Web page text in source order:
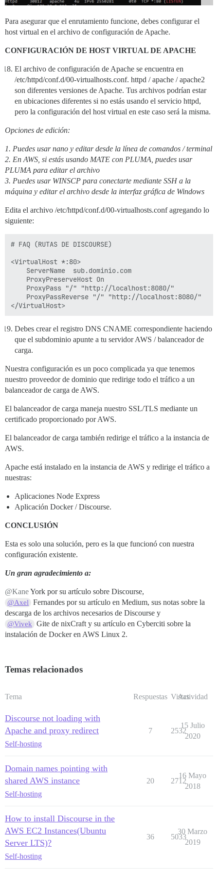
## La dirección CDN http o https para esta
## consulta https://meta.discourse.org/t/14857
#DISCOURSE_CDN_URL: https://discourse-
## consulta https://meta.discourse.org/t/-/137387/
  #DISCOURSE_MAXMIND_LICENSE_KEY: 1234567890123456
## El contenedor Docker es sin estado; todos los
volumes:
  - volume:
      guest: /shared
host: /var/discourse/shared/standalone/log/
      guest: /var/log
## Los plugins van aquí
## consulta https://meta.discourse.org/t/19157 para
hooks:
    - exec:
        cd: $home/plugins
run:
  - exec: echo "Inicio de comandos personalizados"
## Si deseas establecer la dirección de correo
## Después de recibir el primer correo
#- exec: rails r
Para asegurar que el enrutamiento funcione, debes configurar el
host virtual en el archivo de configuración de Apache.
CONFIGURACIÓN DE HOST VIRTUAL DE APACHE
El archivo de configuración de Apache se encuentra en
/etc/httpd/conf.d/00-virtualhosts.conf. httpd / apache / apache2
son diferentes versiones de Apache. Tus archivos podrían estar
en ubicaciones diferentes si no estás usando el servicio httpd,
pero la configuración del host virtual en este caso será la misma.
Opciones de edición:
1. Puedes usar nano y editar desde la línea de comandos / terminal
2. En AWS, si estás usando MATE con PLUMA, puedes usar
PLUMA para editar el archivo
3. Puedes usar WINSCP para conectarte mediante SSH a la
máquina y editar el archivo desde la interfaz gráfica de Windows
Edita el archivo /etc/httpd/conf.d/00-virtualhosts.conf agregando lo
siguiente:
# FAQ (RUTAS DE DISCOURSE)
<VirtualHost *:80>
    ProxyPass "/" "http://localhost:8080/"
    ProxyPassReverse "/" "http://localhost:8080/"
Debes crear el registro DNS CNAME correspondiente haciendo
que el subdominio apunte a tu servidor AWS / balanceador de
carga.
Nuestra configuración es un poco complicada ya que tenemos
nuestro proveedor de dominio que redirige todo el tráfico a un
balanceador de carga de AWS.
El balanceador de carga maneja nuestro SSL/TLS mediante un
certificado proporcionado por AWS.
El balanceador de carga también redirige el tráfico a la instancia de
AWS.
Apache está instalado en la instancia de AWS y redirige el tráfico a
nuestras:
Aplicaciones Node Express
Aplicación Docker / Discourse.
CONCLUSIÓN
Esta es solo una solución, pero es la que funcionó con nuestra
configuración existente.
Un gran agradecimiento a:
@KaneYork por su artículo sobre Discourse,
@Axel Fernandes por su artículo en Medium, sus notas sobre la
descarga de los archivos necesarios de Discourse y
@Vivek Gite de nixCraft y su artículo en Cyberciti sobre la
instalación de Docker en AWS Linux 2.
Temas relacionados
Tema Respuestas Vistas
Actividad
Discourse not loading with
Apache and proxy redirect
Self-hosting
7 2532
15 Julio
2020
Domain names pointing with
shared AWS instance
Self-hosting
20 2712
16 Mayo
2018
How to install Discourse in the
AWS EC2 Instances(Ubuntu
Server LTS)?
Self-hosting
36 5033
30 Marzo
2019